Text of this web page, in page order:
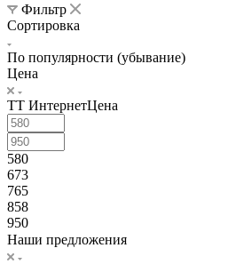
Фильтр
Сортировка
По популярности (убывание)
Цена
ТТ ИнтернетЦена
580
673
765
858
950
Наши предложения